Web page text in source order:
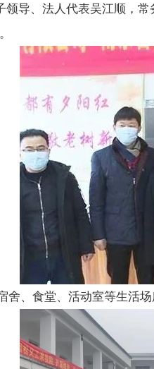
导、法人代表吴江顺，
舍、食堂、活动室等生活